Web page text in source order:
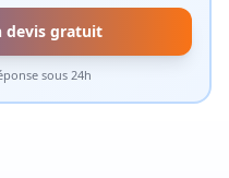
devis gratuit
sous 24h